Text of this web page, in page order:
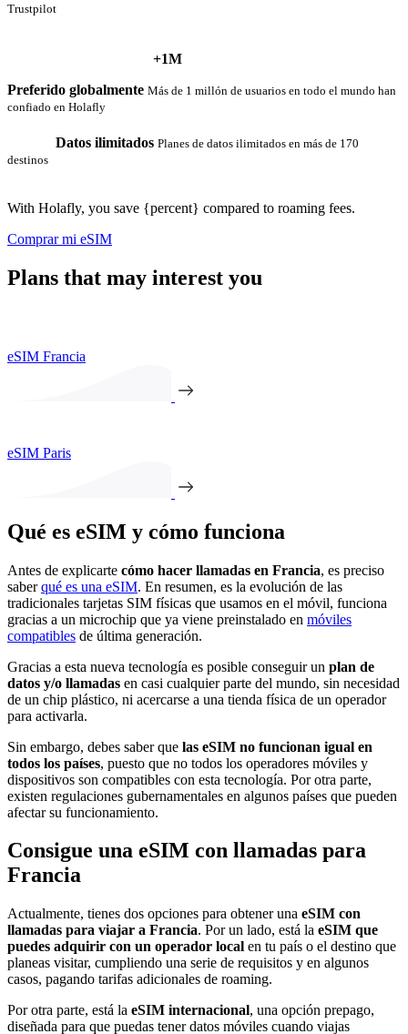
Trustpilot
+1M
Preferido globalmente Más de 1 millón de usuarios en todo el mundo han
confiado en Holafly
Datos ilimitados Planes de datos ilimitados en más de 170
destinos
With Holafly, you save {percent} compared to roaming fees.
Comprar mi eSIM
Plans that may interest you
eSIM Francia
eSIM Paris
Qué es eSIM y cómo funciona
Antes de explicarte cómo hacer llamadas en Francia, es preciso
saberqué es una eSIM. En resumen, es la evolución de las
tradicionales tarjetas SIM físicas que usamos en el móvil, funciona
gracias a un microchip que ya viene preinstalado en móviles
compatibles de última generación.
Gracias a esta nueva tecnología es posible conseguir un plan de
datos y/o llamadas en casi cualquier parte del mundo, sin necesidad
de un chip plástico, ni acercarse a una tienda física de un operador
para activarla.
Sin embargo, debes saber que las eSIM no funcionan igual en
todos los países, puesto que no todos los operadores móviles y
dispositivos son compatibles con esta tecnología. Por otra parte,
existen regulaciones gubernamentales en algunos países que pueden
afectar su funcionamiento.
Consigue una eSIM con llamadas para
Francia
Actualmente, tienes dos opciones para obtener una eSIM con
llamadas para viajar a Francia. Por un lado, está la eSIM que
puedes adquirir con un operador local en tu país o el destino que
planeas visitar, cumpliendo una serie de requisitos y en algunos
casos, pagando tarifas adicionales de roaming.
Por otra parte, está la eSIM internacional, una opción prepago,
diseñada para que puedas tener datos móviles cuando viajas